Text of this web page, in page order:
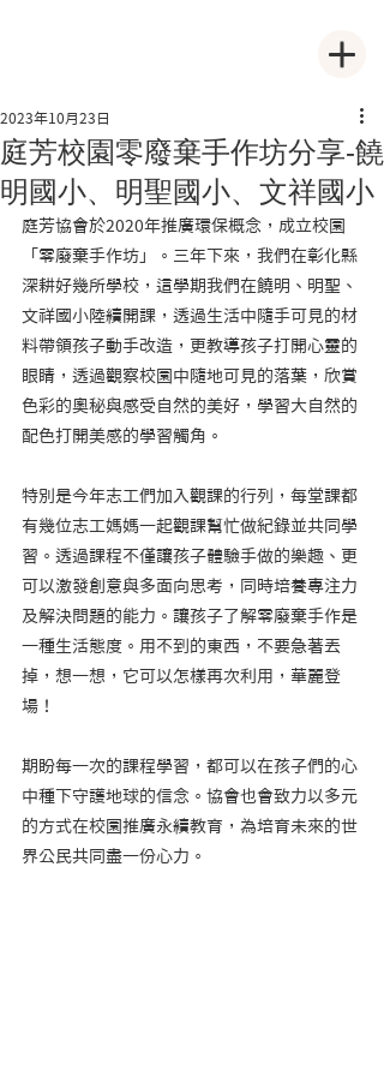
庭芳校園零廢棄手作坊分享-饒
明國小、明聖國小、文祥國小
2023年10月23日
庭芳協會於2020年推廣環保概念，成立校園
「零廢棄手作坊」。三年下來，我們在彰化縣
深耕好幾所學校，這學期我們在饒明、明聖、
文祥國小陸續開課，透過生活中隨手可見的材
料帶領孩子動手改造，更教導孩子打開心靈的
眼睛，透過觀察校園中隨地可見的落葉，欣賞
色彩的奧秘與感受自然的美好，學習大自然的
配色打開美感的學習觸角。
特別是今年志工們加入觀課的行列，每堂課都
有幾位志工媽媽一起觀課幫忙做紀錄並共同學
習。透過課程不僅讓孩子體驗手做的樂趣、更
可以激發創意與多面向思考，同時培養專注力
及解決問題的能力。讓孩子了解零廢棄手作是
一種生活態度。用不到的東西，不要急著丟
掉，想一想，它可以怎樣再次利用，華麗登
場！
期盼每一次的課程學習，都可以在孩子們的心
中種下守護地球的信念。協會也會致力以多元
的方式在校園推廣永續教育，為培育未來的世
界公民共同盡一份心力。